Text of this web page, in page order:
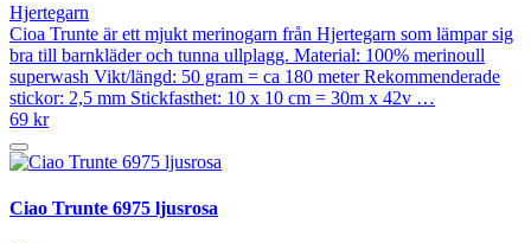
Hjertegarn
Cioa Trunte är ett mjukt merinogarn från Hjertegarn som lämpar sig
bra till barnkläder och tunna ullplagg. Material: 100% merinoull
superwash Vikt/längd: 50 gram = ca 180 meter Rekommenderade
stickor: 2,5 mm Stickfasthet: 10 x 10 cm = 30m x 42v …
69 kr
Ciao Trunte 6975 ljusrosa